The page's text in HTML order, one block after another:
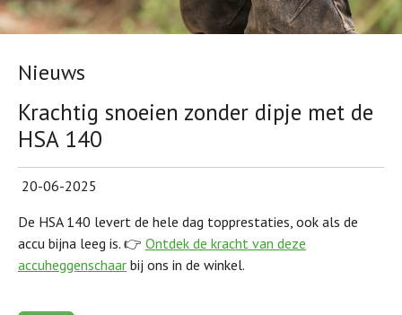
Nieuws
Krachtig snoeien zonder dipje met de
HSA 140
20-06-2025
De HSA 140 levert de hele dag topprestaties, ook als de
accu bijna leeg is. 👉 Ontdek de kracht van deze
accuheggenschaar bij ons in de winkel.